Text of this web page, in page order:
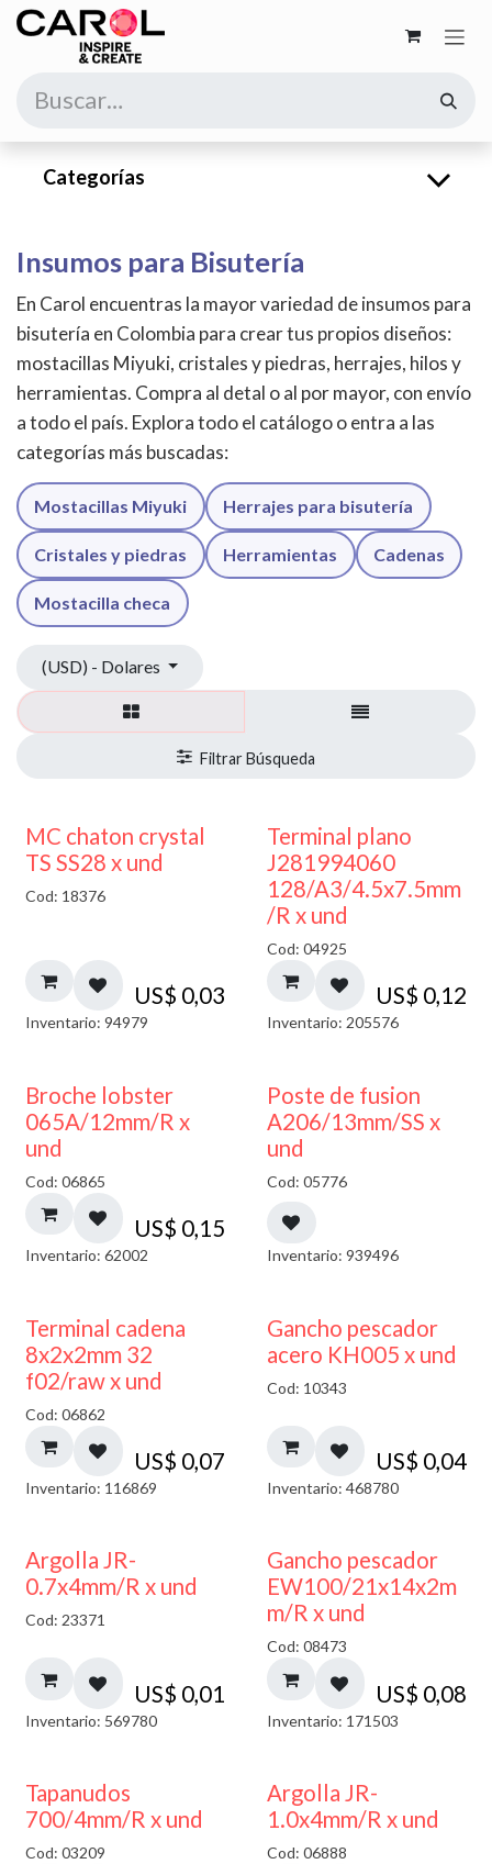
Ir al contenido
Categorías
Insumos para Bisutería
En Carol encuentras la mayor variedad de insumos para
bisutería en Colombia para crear tus propios diseños:
mostacillas Miyuki, cristales y piedras, herrajes, hilos y
herramientas. Compra al detal o al por mayor, con envío
a todo el país. Explora todo el catálogo o entra a las
categorías más buscadas:
Mostacillas Miyuki Herrajes para bisutería
Cristales y piedras Herramientas Cadenas
Mostacilla checa
(USD) - Dolares
MC chaton crystal
TS SS28 x und
Cod: 18376
US$ 0,03
Inventario: 94979
Terminal plano
J281994060
128/A3/4.5x7.5mm
/R x und
Cod: 04925
US$ 0,12
Inventario: 205576
Broche lobster
065A/12mm/R x
und
Cod: 06865
US$ 0,15
Inventario: 62002
Poste de fusion
A206/13mm/SS x
und
Cod: 05776
Inventario: 939496
Terminal cadena
8x2x2mm 32
f02/raw x und
Cod: 06862
US$ 0,07
Inventario: 116869
Gancho pescador
acero KH005 x und
Cod: 10343
US$ 0,04
Inventario: 468780
Argolla JR-
0.7x4mm/R x und
Cod: 23371
US$ 0,01
Inventario: 569780
Gancho pescador
EW100/21x14x2m
m/R x und
Cod: 08473
US$ 0,08
Inventario: 171503
Tapanudos
700/4mm/R x und
Cod: 03209
Argolla JR-
1.0x4mm/R x und
Cod: 06888